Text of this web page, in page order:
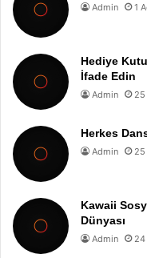
Admin 1
Hediye
İfade Edin
Admin 25
Herkes
Admin 25
Kawaii
Dünyası
Admin 24